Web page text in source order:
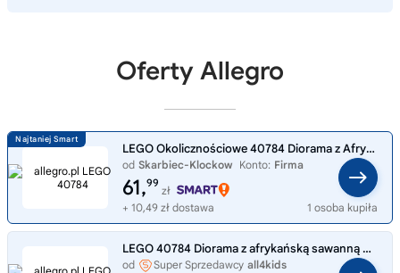
Oferty Allegro
LEGO Okolicznościowe 40784 Diorama z Afrykańską Sawanną
od Skarbiec-Klockow Konto: Firma
61,99
zł
+ 10,49 zł dostawa
1 osoba kupiła
LEGO 40784 Diorama z afrykańską sawanną ZESTAW NA PREZENT KLOCKI LEGO
od Super Sprzedawcy all4kids